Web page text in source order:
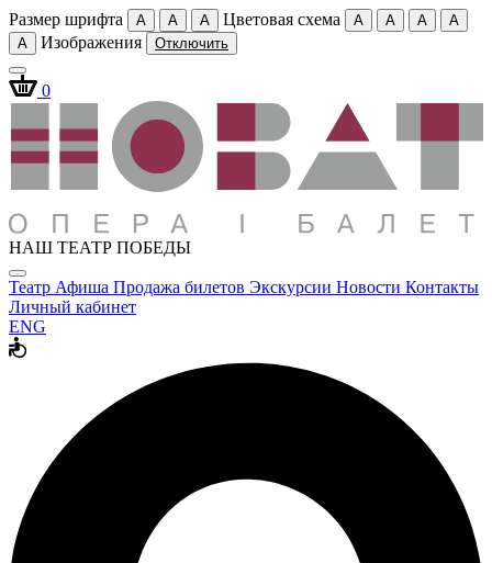
Размер шрифта A A A Цветовая схема A A A
A
A
Изображения Отключить
0
НАШ ТЕАТР ПОБЕДЫ
Театр Афиша Продажа билетов Экскурсии Новости Контакты
Личный кабинет
ENG